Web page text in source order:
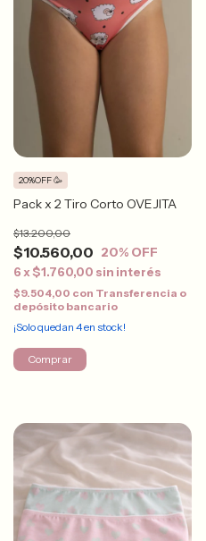
Pack x 2 Tiro Corto OVEJITA
$10.560,00
$13.200,00
20% OFF
6 x$1.760,00 sin interés
20%OFF 🥳
$9.504,00 con Transferencia o
depósito bancario
¡Solo quedan 4en stock!
Comprar